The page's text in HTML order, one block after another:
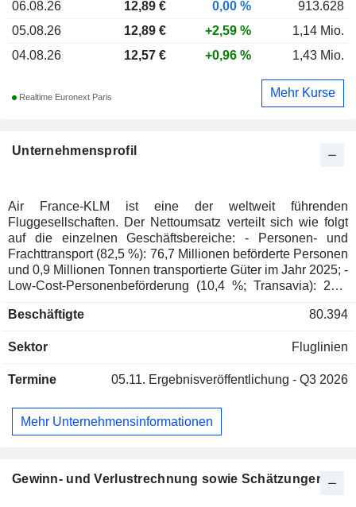
Unternehmensprofil
Air France-KLM ist eine der weltweit führenden
Fluggesellschaften. Der Nettoumsatz verteilt sich wie folgt
auf die einzelnen Geschäftsbereiche: - Personen- und
Frachttransport (82,5 %): 76,7 Millionen beförderte Personen
und 0,9 Millionen Tonnen transportierte Güter im Jahr 2025; -
Low-Cost-Personenbeförderung (10,4 %; Transavia): 26,1
(7 %); - Sonstiges (0,1 %). Ende 2025 verfügte die Gruppe
Eigenbesitz und 307 geleast), die sich auf die Inlandsflotten
verteilten.
Beschäftigte 80.394
Sektor Fluglinien
Termine 05.11. Ergebnisveröffentlichung - Q3 2026
Mehr Unternehmensinformationen
06.08.26 12,89 € 0,00 %
913.628
05.08.26
12,89 € +2,59 %
1,14 Mio.
04.08.26
12,57 € +0,96 % 1,43 Mio.
Realtime Euronext Paris Mehr Kurse
Gewinn- und Verlustrechnung sowie Schätzungen